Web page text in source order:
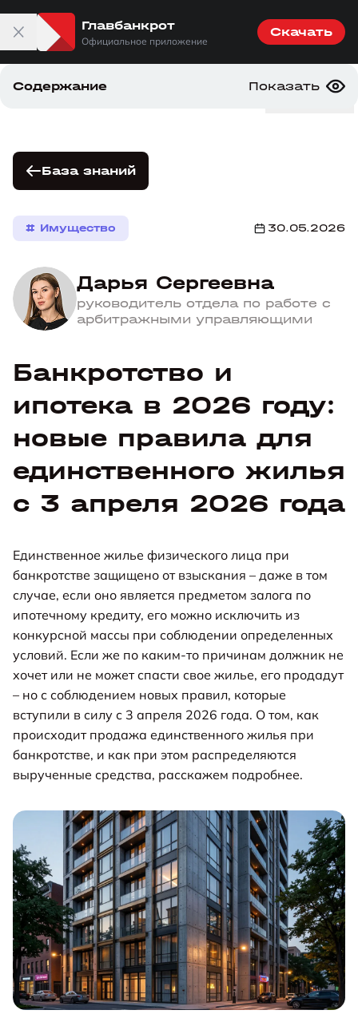
Главбанкрот
Официальное приложение
Скачать
главбанкрот Меню
База знаний
# Имущество 30.05.2026
Банкротство и
ипотека в 2026 году:
новые правила для
единственного жилья
с 3 апреля 2026 года
Единственное жилье физического лица при
банкротстве защищено от взыскания – даже в том
случае, если оно является предметом залога по
ипотечному кредиту, его можно исключить из
конкурсной массы при соблюдении определенных
условий. Если же по каким-то причинам должник не
хочет или не может спасти свое жилье, его продадут
– но с соблюдением новых правил, которые
вступили в силу с 3 апреля 2026 года. О том, как
происходит продажа единственного жилья при
банкротстве, и как при этом распределяются
вырученные средства, расскажем подробнее.
Дарья Сергеевна
руководитель отдела по работе с
арбитражными управляющими
Содержание Показать
Продажа единственного жилья должника при
банкротстве: что изменилось в 2026 году